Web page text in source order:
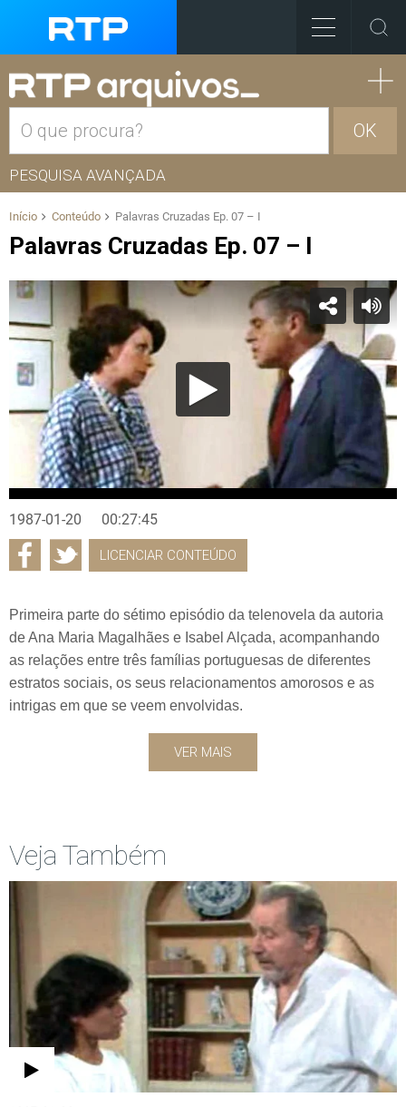
OK
PESQUISA AVANÇADA
Início Conteúdo Palavras Cruzadas Ep. 07 – I
Palavras Cruzadas Ep. 07 – I
1987-01-20 00:27:45
LICENCIAR CONTEÚDO
Primeira parte do sétimo episódio da telenovela da autoria
de Ana Maria Magalhães e Isabel Alçada, acompanhando
as relações entre três famílias portuguesas de diferentes
estratos sociais, os seus relacionamentos amorosos e as
intrigas em que se veem envolvidas.
VER MAIS
Veja Também